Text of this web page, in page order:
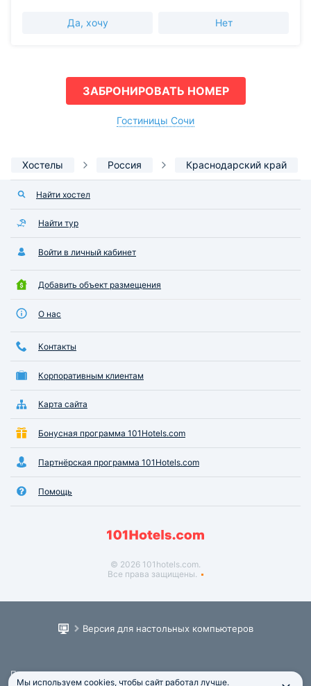
Да, хочу Нет
ЗАБРОНИРОВАТЬ НОМЕР
Гостиницы Сочи
Хостелы Россия Краснодарский край
Найти хостел
Найти тур
Войти в личный кабинет
Добавить объект размещения
О нас
Контакты
Корпоративным клиентам
Карта сайта
Бонусная программа 101Hotels.com
Партнёрская программа 101Hotels.com
Помощь
© 2026 101hotels.com.
Все права защищены.
Версия для настольных компьютеров
Пользовательское соглашение
Мы используем cookies, чтобы сайт работал лучше.